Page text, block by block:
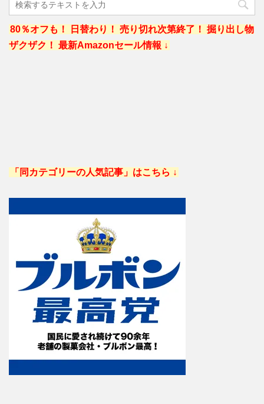
80％オフも！ 日替わり！ 売り切れ次第終了！ 掘り出し物
ザクザク！ 最新Amazonセール情報 ↓
「同カテゴリーの人気記事」はこちら ↓